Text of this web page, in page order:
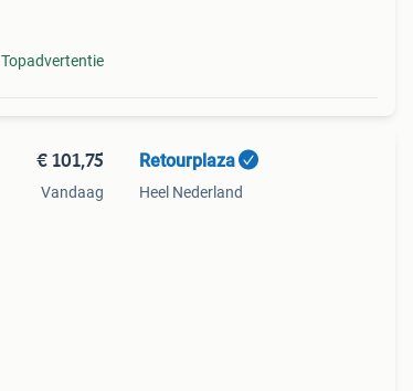
Topadvertentie
€ 101,75
Vandaag
Retourplaza
Heel Nederland